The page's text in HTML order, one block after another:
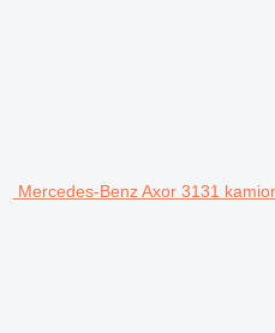
Mercedes-Benz Axor 3131